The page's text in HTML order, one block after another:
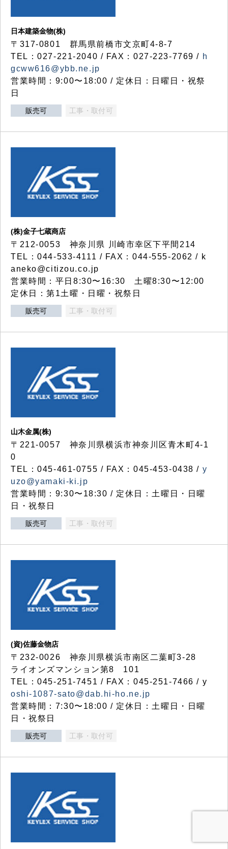
日本建築金物(株)
〒317‐0801 群馬県前橋市文京町4-8-7
TEL：027-221-2040 / FAX：027-223-7769 / h
gcww616@ybb.ne.jp
営業時間：9:00〜18:00 / 定休日：日曜日・祝祭
日
販売可 工事・取付可
(株)金子七蔵商店
〒212-0053 神奈川県 川崎市幸区下平間214
TEL：044-533-4111 / FAX：044-555-2062 / k
aneko@citizou.co.jp
営業時間：平日8:30〜16:30 土曜8:30〜12:00
定休日：第1土曜・日曜・祝祭日
販売可 工事・取付可
山木金属(株)
〒221-0057 神奈川県横浜市神奈川区青木町4-1
0
TEL：045-461-0755 / FAX：045-453-0438 / y
uzo@yamaki-ki.jp
営業時間：9:30〜18:30 / 定休日：土曜日・日曜
日・祝祭日
販売可 工事・取付可
(資)佐藤金物店
〒232-0026 神奈川県横浜市南区二葉町3-28
ライオンズマンション第8 101
TEL：045-251-7451 / FAX：045-251-7466 / y
oshi-1087-sato@dab.hi-ho.ne.jp
営業時間：7:30〜18:00 / 定休日：土曜日・日曜
日・祝祭日
販売可 工事・取付可